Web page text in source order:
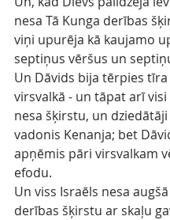
nesa Tā Kunga derības
viņi upurēja kā kaujamo
septiņus vēršus un
Un Dāvids bija tērpies
virsvalkā - un tāpat arī
nesa šķirstu, un
vadonis Kenanja; bet
apņēmis pāri virsvalkam
efodu.
Un viss Israēls nesa
derības šķirstu ar skaļu